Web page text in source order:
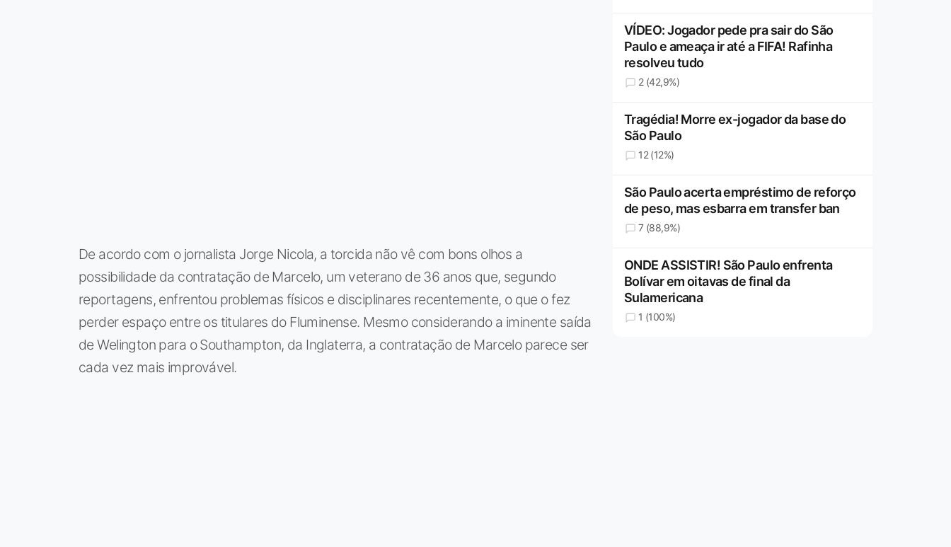
De acordo com o jornalista Jorge Nicola, a torcida não vê com bons olhos a
possibilidade da contratação de Marcelo, um veterano de 36 anos que, segundo
reportagens, enfrentou problemas físicos e disciplinares recentemente, o que o fez
perder espaço entre os titulares do Fluminense. Mesmo considerando a iminente saída
de Welington para o Southampton, da Inglaterra, a contratação de Marcelo parece ser
cada vez mais improvável.
VÍDEO: Jogador pede pra sair do São
Paulo e ameaça ir até a FIFA! Rafinha
resolveu tudo
2 (42,9%)
Tragédia! Morre ex-jogador da base do
São Paulo
12 (12%)
São Paulo acerta empréstimo de reforço
de peso, mas esbarra em transfer ban
7 (88,9%)
ONDE ASSISTIR! São Paulo enfrenta
Bolívar em oitavas de final da
Sulamericana
1 (100%)